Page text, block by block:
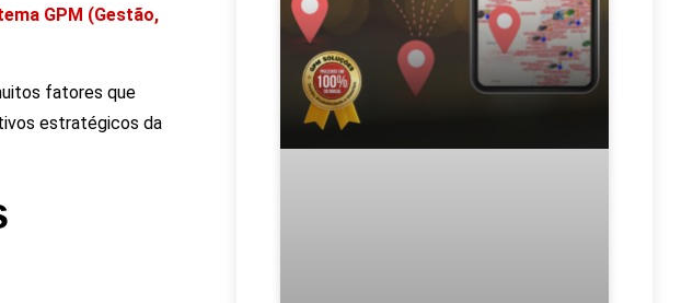
GPM (Gestão,
fatores que
estratégicos da